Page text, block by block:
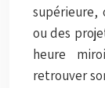
supérieure,
ou des
heure
retrouver